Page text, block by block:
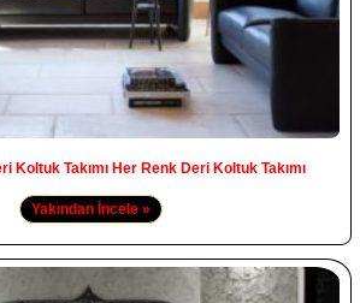
Koltuk Takımı Her Renk Deri Koltuk Takımı
Yakından İncele »